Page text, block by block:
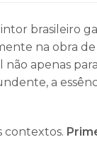
brasileiro
na obra
apenas
a
contextos.